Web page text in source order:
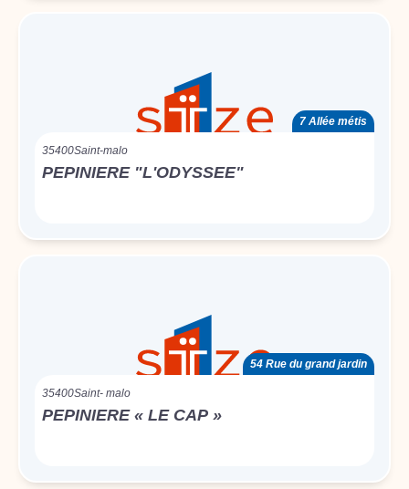
7 Allée métis
35400Saint-malo
PEPINIERE "L'ODYSSEE"
54 Rue du grand jardin
35400Saint- malo
PEPINIERE « LE CAP »